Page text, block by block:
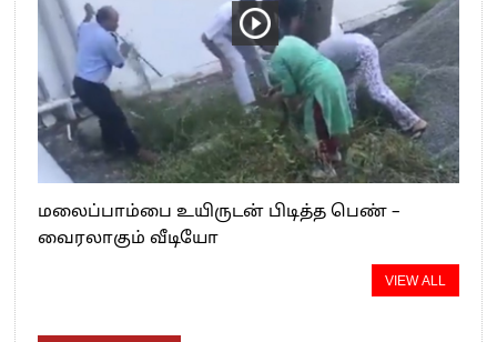
மலைப்பாம்பை உயிருடன் பிடித்த பெண் –
வைரலாகும் வீடியோ
VIEW ALL